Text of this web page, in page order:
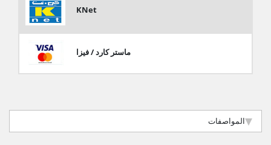
KNet
ماستر كارد / فيزا
المواصفات